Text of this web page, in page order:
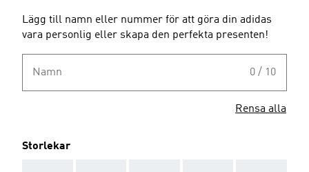
Lägg till namn eller nummer för att göra din adidas
vara personlig eller skapa den perfekta presenten!
Namn 0 / 10
Rensa alla
Storlekar